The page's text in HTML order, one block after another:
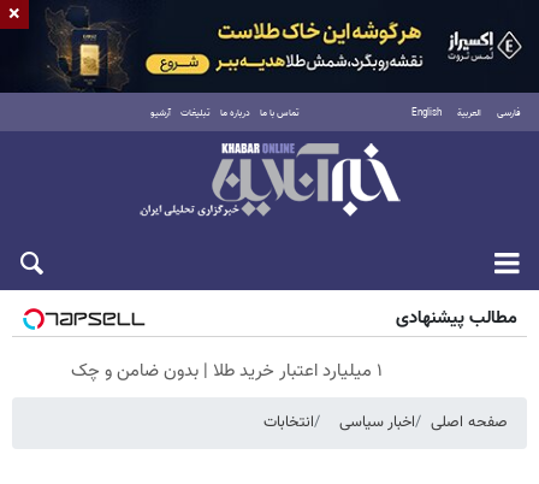
فارسی العربية English تماس با ما درباره ما تبلیغات آرشیو
شنبه ۱۷ مرداد ۱۴۰۵
مطالب پیشنهادی
۱ میلیارد اعتبار خرید طلا | بدون ضامن و چک
صفحه اصلی اخبار سیاسی انتخابات
×